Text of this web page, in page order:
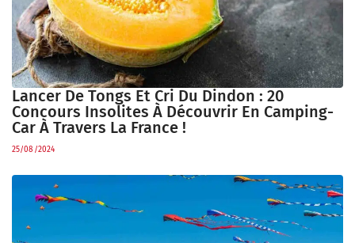
Lancer De Tongs Et Cri Du Dindon : 20
Concours Insolites À Découvrir En Camping-
Car À Travers La France !
25/08/2024